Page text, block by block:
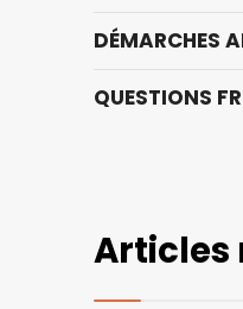
DÉMARCHES
QUESTIONS
Articles